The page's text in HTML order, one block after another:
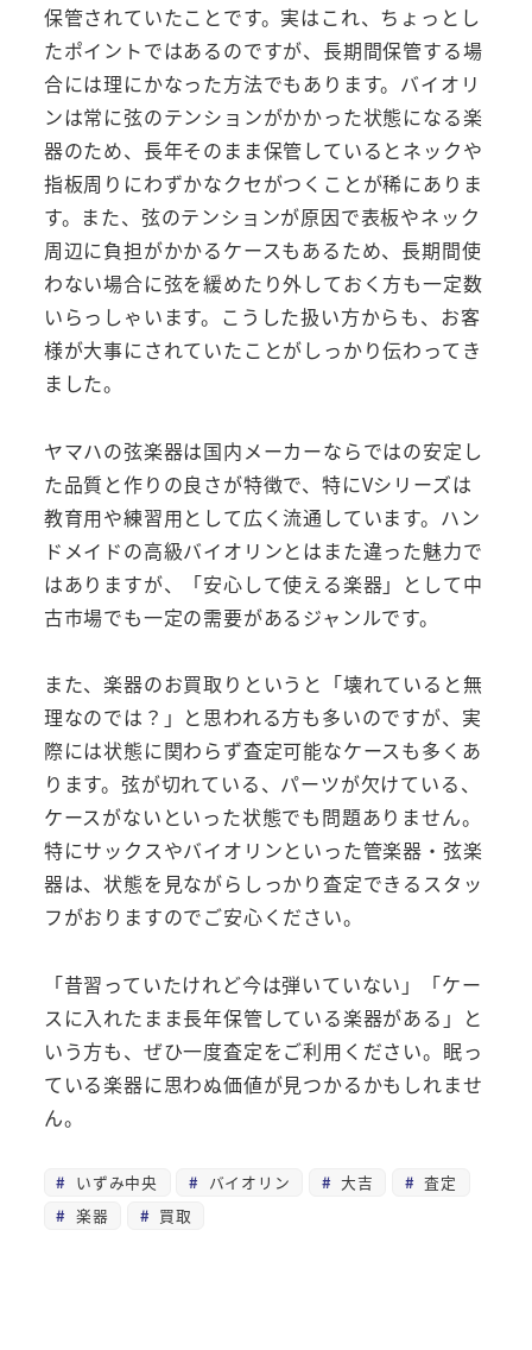
保管されていたことです。実はこれ、ちょっとし
たポイントではあるのですが、長期間保管する場
合には理にかなった方法でもあります。バイオリ
ンは常に弦のテンションがかかった状態になる楽
器のため、長年そのまま保管しているとネックや
指板周りにわずかなクセがつくことが稀にありま
す。また、弦のテンションが原因で表板やネック
周辺に負担がかかるケースもあるため、長期間使
わない場合に弦を緩めたり外しておく方も一定数
いらっしゃいます。こうした扱い方からも、お客
様が大事にされていたことがしっかり伝わってき
ました。
ヤマハの弦楽器は国内メーカーならではの安定し
た品質と作りの良さが特徴で、特にVシリーズは
教育用や練習用として広く流通しています。ハン
ドメイドの高級バイオリンとはまた違った魅力で
はありますが、「安心して使える楽器」として中
古市場でも一定の需要があるジャンルです。
また、楽器のお買取りというと「壊れていると無
理なのでは？」と思われる方も多いのですが、実
際には状態に関わらず査定可能なケースも多くあ
ります。弦が切れている、パーツが欠けている、
ケースがないといった状態でも問題ありません。
特にサックスやバイオリンといった管楽器・弦楽
器は、状態を見ながらしっかり査定できるスタッ
フがおりますのでご安心ください。
「昔習っていたけれど今は弾いていない」「ケー
スに入れたまま長年保管している楽器がある」と
いう方も、ぜひ一度査定をご利用ください。眠っ
ている楽器に思わぬ価値が見つかるかもしれませ
ん。
いずみ中央 バイオリン 大吉
査定
楽器
買取